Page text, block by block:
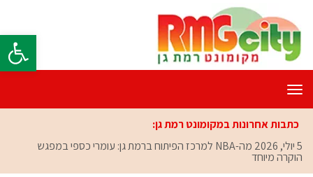
פתח
תפריט
כתבות אחרונות במקומונט רמת גן:
5 יולי, 2026
מה-NBA למרכז הפיתוח ברמת גן: עומרי כספי במפגש
הוקרה מיוחד